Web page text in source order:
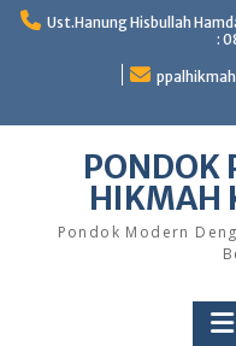
Skip
Ust.Hanung Hisbullah
:
PONDOK
HIKMAH
Pondok Modern